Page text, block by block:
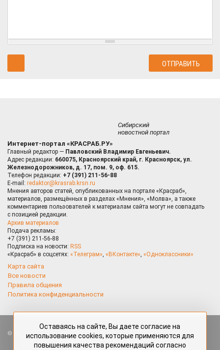
Сибирский
новостной портал
Интернет-портал «КРАСРАБ.РУ»
Главный редактор — Павловский Владимир Евгеньевич.
Адрес редакции: 660075, Красноярский край, г. Красноярск, ул.
Железнодорожников, д. 17, пом. 9, оф. 615.
Телефон редакции: +7 (391) 211-56-88
E-mail: redaktor@krasrab.krsn.ru
Мнения авторов статей, опубликованных на портале «Красраб»,
материалов, размещённых в разделах «Мнения», «Молва», а также
комментариев пользователей к материалам сайта могут не совпадать
с позицией редакции.
Архив материалов
Подача рекламы:
+7 (391) 211-56-88
Подписка на новости: RSS
«Красраб» в соцсетях: «Телеграм», «ВКонтакте», «Одноклассники»
Карта сайта
Все новости
Правила общения
Политика конфиденциальности
Все права защищены. Любые материалы, размещённые на портале
«Красраб.ру» сотрудниками редакции, нештатными авторами
и читателями, являются объектами авторского права. Полное или
Оставаясь на сайте, Вы даете согласие на
использование cookies, которые применяются для
повышения качества рекомендаций согласно